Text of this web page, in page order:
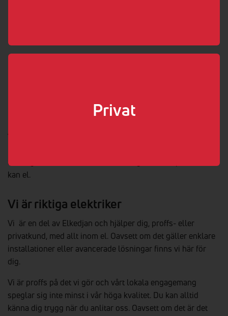
Privat
Välj som min elektriker
Vi hjälper dig med elen!
Så länge det handlar om el kan vi säga att vi är proffs. Vi
kan el.
Vi är riktiga elektriker
Vi är en del av Elkedjan och hjälper dig, proffs- eller
privatkund, med allt inom el. Oavsett om det gäller enklare
installationer eller avancerade lösningar finns vi här för
dig.
Vi är proffs på det vi gör och vårt lokala engagemang
speglar sig inte minst i vår höga kvalitet. Du kan alltid
känna dig trygg när du anlitar oss. Oavsett om det är det